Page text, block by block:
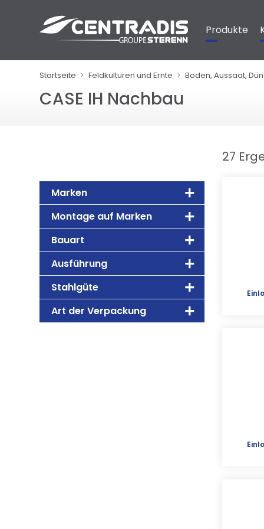
Produkte
Startseite Feldkulturen und Ernte Boden, Aussaat,
CASE IH Nachbau
Marken
Montage auf Marken
Bauart
Ausführung
Stahlgüte
Art der Verpackung
27